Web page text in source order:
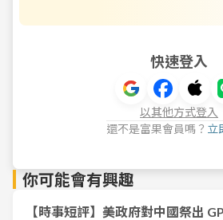
快速登入
以其他方式登入
還不是富果會員嗎？ 立
你可能會有興趣
【時事短評】美政府對中國祭出